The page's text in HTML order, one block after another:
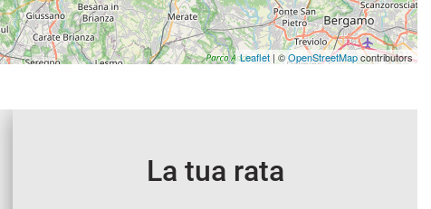
Leaflet | ©OpenStreetMapcontributors
La tua rata